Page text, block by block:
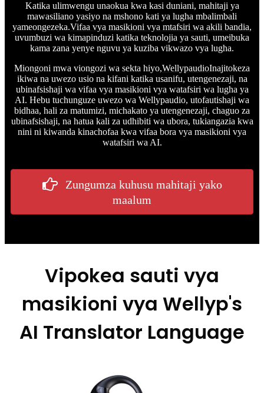
Katika ulimwengu unaokua kwa kasi duniani, mahitaji ya
mawasiliano yasiyo na mshono kati ya lugha mbalimbali
yameongezeka.Vifaa vya masikioni vya mtafsiri wa akili bandia,
uvumbuzi wa kimapinduzi katika teknolojia ya sauti, umeibuka
kama zana yenye nguvu ya kuziba vikwazo vya lugha.
Miongoni mwa viongozi wa sekta hiyo,WellypaudioInajitokeza
ikiwa na uwezo usio na kifani katika usanifu, utengenezaji, na
ubinafsishaji wa vifaa vya masikioni vya watafsiri wa lugha ya
AI. Hebu tuchunguze uwezo wa Wellypaudio, utofautishaji wa
bidhaa, hali za matumizi, michakato ya utengenezaji, chaguo za
ubinafsishaji, na hatua kali za udhibiti wa ubora, tukiangazia kwa
nini ni kiwanda kinachofaa kwa vifaa bora vya masikioni vya
watafsiri wa AI.
Zungumza kuhusu mahitaji yako
maalum
Vipokea sauti vya
masikioni vya Wellyp's
AI Translator Language